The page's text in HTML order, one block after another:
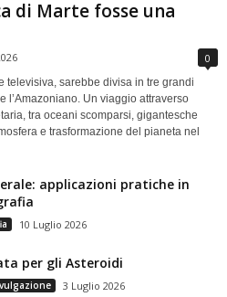
di Marte fosse una
0
televisiva, sarebbe divisa in tre grandi
l’Amazoniano. Un viaggio attraverso
tra oceani scomparsi, gigantesche
e trasformazione del pianeta nel
applicazioni pratiche in
10 Luglio 2026
per gli Asteroidi
3 Luglio 2026